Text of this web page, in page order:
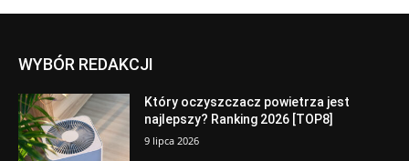
WYBÓR REDAKCJI
Który oczyszczacz powietrza jest
najlepszy? Ranking 2026 [TOP8]
9 lipca 2026